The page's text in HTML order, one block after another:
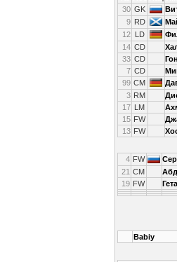
30 GK
9 RD
12 LD
14 CD
33 CD
7 CD
99 CM
3 RM
17 LM
15 FW
13 FW
4 FW
21 CM
19 FW
Babiy